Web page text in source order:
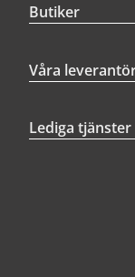
Butiker
Våra
Lediga tjänster